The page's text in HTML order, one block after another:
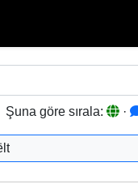
Şuna göre sırala: ·